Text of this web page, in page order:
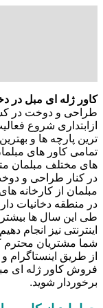
کاور ژله ای مبل در
طراحی و دوخت در کشور ترکیه بوده
ازابتداری شروع
ترین پارچه ها و
تمامی کاور های
های مختلف مبلمان
در کنار طراحی و
مبلمان از کارخانه
در منطقه دخانیات
طی این سال ها
اینترنتی نیز انجام
شما مشتریان محترم
از طریق
فروش کاور ژله ای
برخوردار شوید.